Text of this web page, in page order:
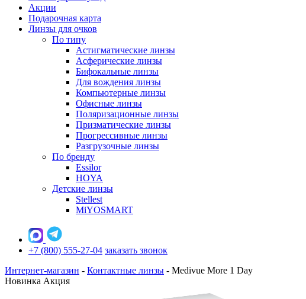
Акции
Подарочная карта
Линзы для очков
По типу
Астигматические линзы
Асферические линзы
Бифокальные линзы
Для вождения линзы
Компьютерные линзы
Офисные линзы
Поляризационные линзы
Призматические линзы
Прогрессивные линзы
Разгрузочные линзы
По бренду
Essilor
HOYA
Детские линзы
Stellest
MiYOSMART
+7 (800) 555-27-04 заказать звонок
Интернет-магазин - Контактные линзы - Medivue More 1 Day
Новинка Акция